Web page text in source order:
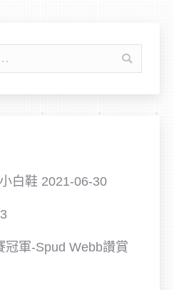
白鞋 2021-06-30
冠軍-Spud Webb讚賞